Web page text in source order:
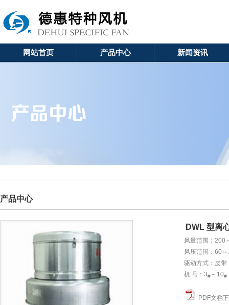
网站首页 产品中心 新闻资讯
产品中心
DWL 型离
风量范围：200
风压范围：60
驱动方式：皮
机 号：3#～10#
PDF文档